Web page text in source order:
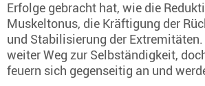
Erfolge gebracht hat, wie die
Muskeltonus, die Kräftigung der
und Stabilisierung der Extremitäten.
weiter Weg zur Selbständigkeit,
feuern sich gegenseitig an und